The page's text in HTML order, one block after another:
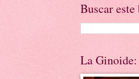
Buscar
La